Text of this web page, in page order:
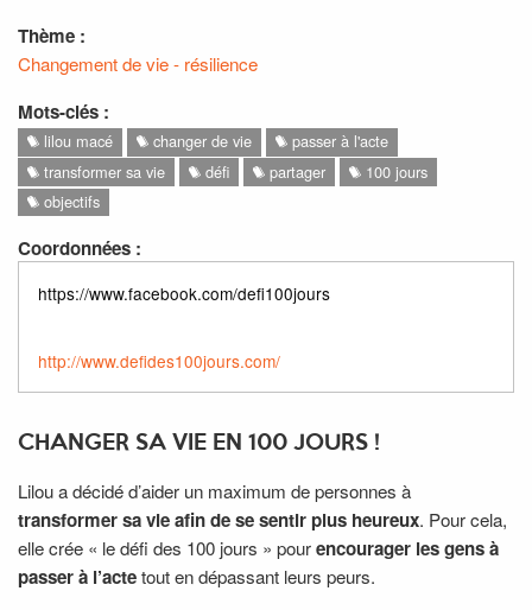
Thème :
Changement de vie - résilience
Mots-clés :
lilou macé changer de vie
passer à l'acte
transformer sa vie
défi partager
100 jours
objectifs
Coordonnées :
https://www.facebook.com/defi100jours
http://www.defides100jours.com/
CHANGER SA VIE EN 100 JOURS !
Lilou a décidé d’aider un maximum de personnes à
transformer sa vie afin de se sentir plus heureux. Pour cela,
elle crée « le défi des 100 jours » pourencourager les gens à
passer à l’actetout en dépassant leurs peurs.